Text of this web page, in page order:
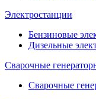
Электростанции
Бензиновые
Дизельные
Сварочные
Сварочные